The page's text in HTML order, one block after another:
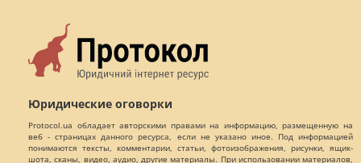
Юридические оговорки
Protocol.ua обладает авторскими правами на информацию, размещенную на
веб - страницах данного ресурса, если не указано иное. Под информацией
понимаются тексты, комментарии, статьи, фотоизображения, рисунки, ящик-
шота, сканы, видео, аудио, другие материалы. При использовании материалов,